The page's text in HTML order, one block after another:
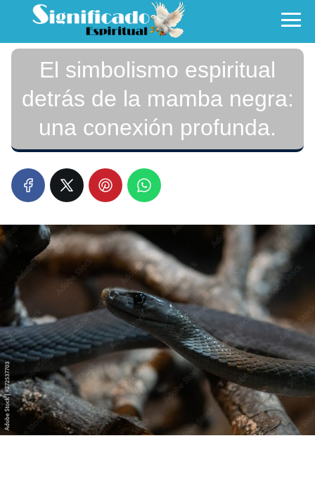
El simbolismo espiritual
detrás de la mamba negra:
una conexión profunda.